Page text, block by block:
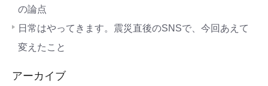
の論点
日常はやってきます。震災直後のSNSで、今回あえて
変えたこと
アーカイブ